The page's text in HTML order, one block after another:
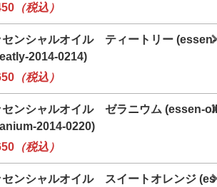
（税込）
センシャルオイル ティートリー (essen-
2014-0214)
（税込）
センシャルオイル ゼラニウム (essen-oil
2014-0220)
（税込）
センシャルオイル スイートオレンジ (es